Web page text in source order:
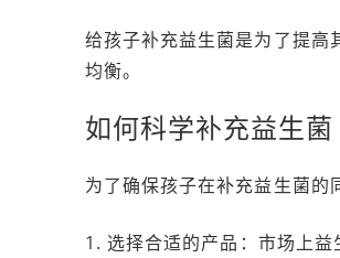
给孩子补充益生菌是为了提高
均衡。
如何科学补充益生菌
为了确保孩子在补充益生菌的
1. 选择合适的产品：市场上